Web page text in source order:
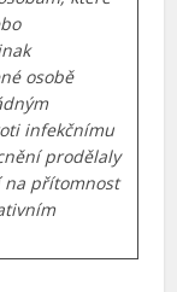
osobě
infekčnímu
prodělaly
na přítomnost